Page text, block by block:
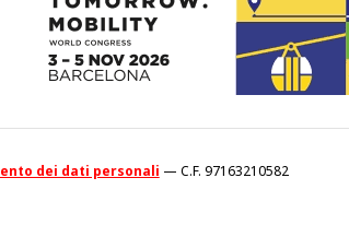
dei dati personali — C.F. 97163210582